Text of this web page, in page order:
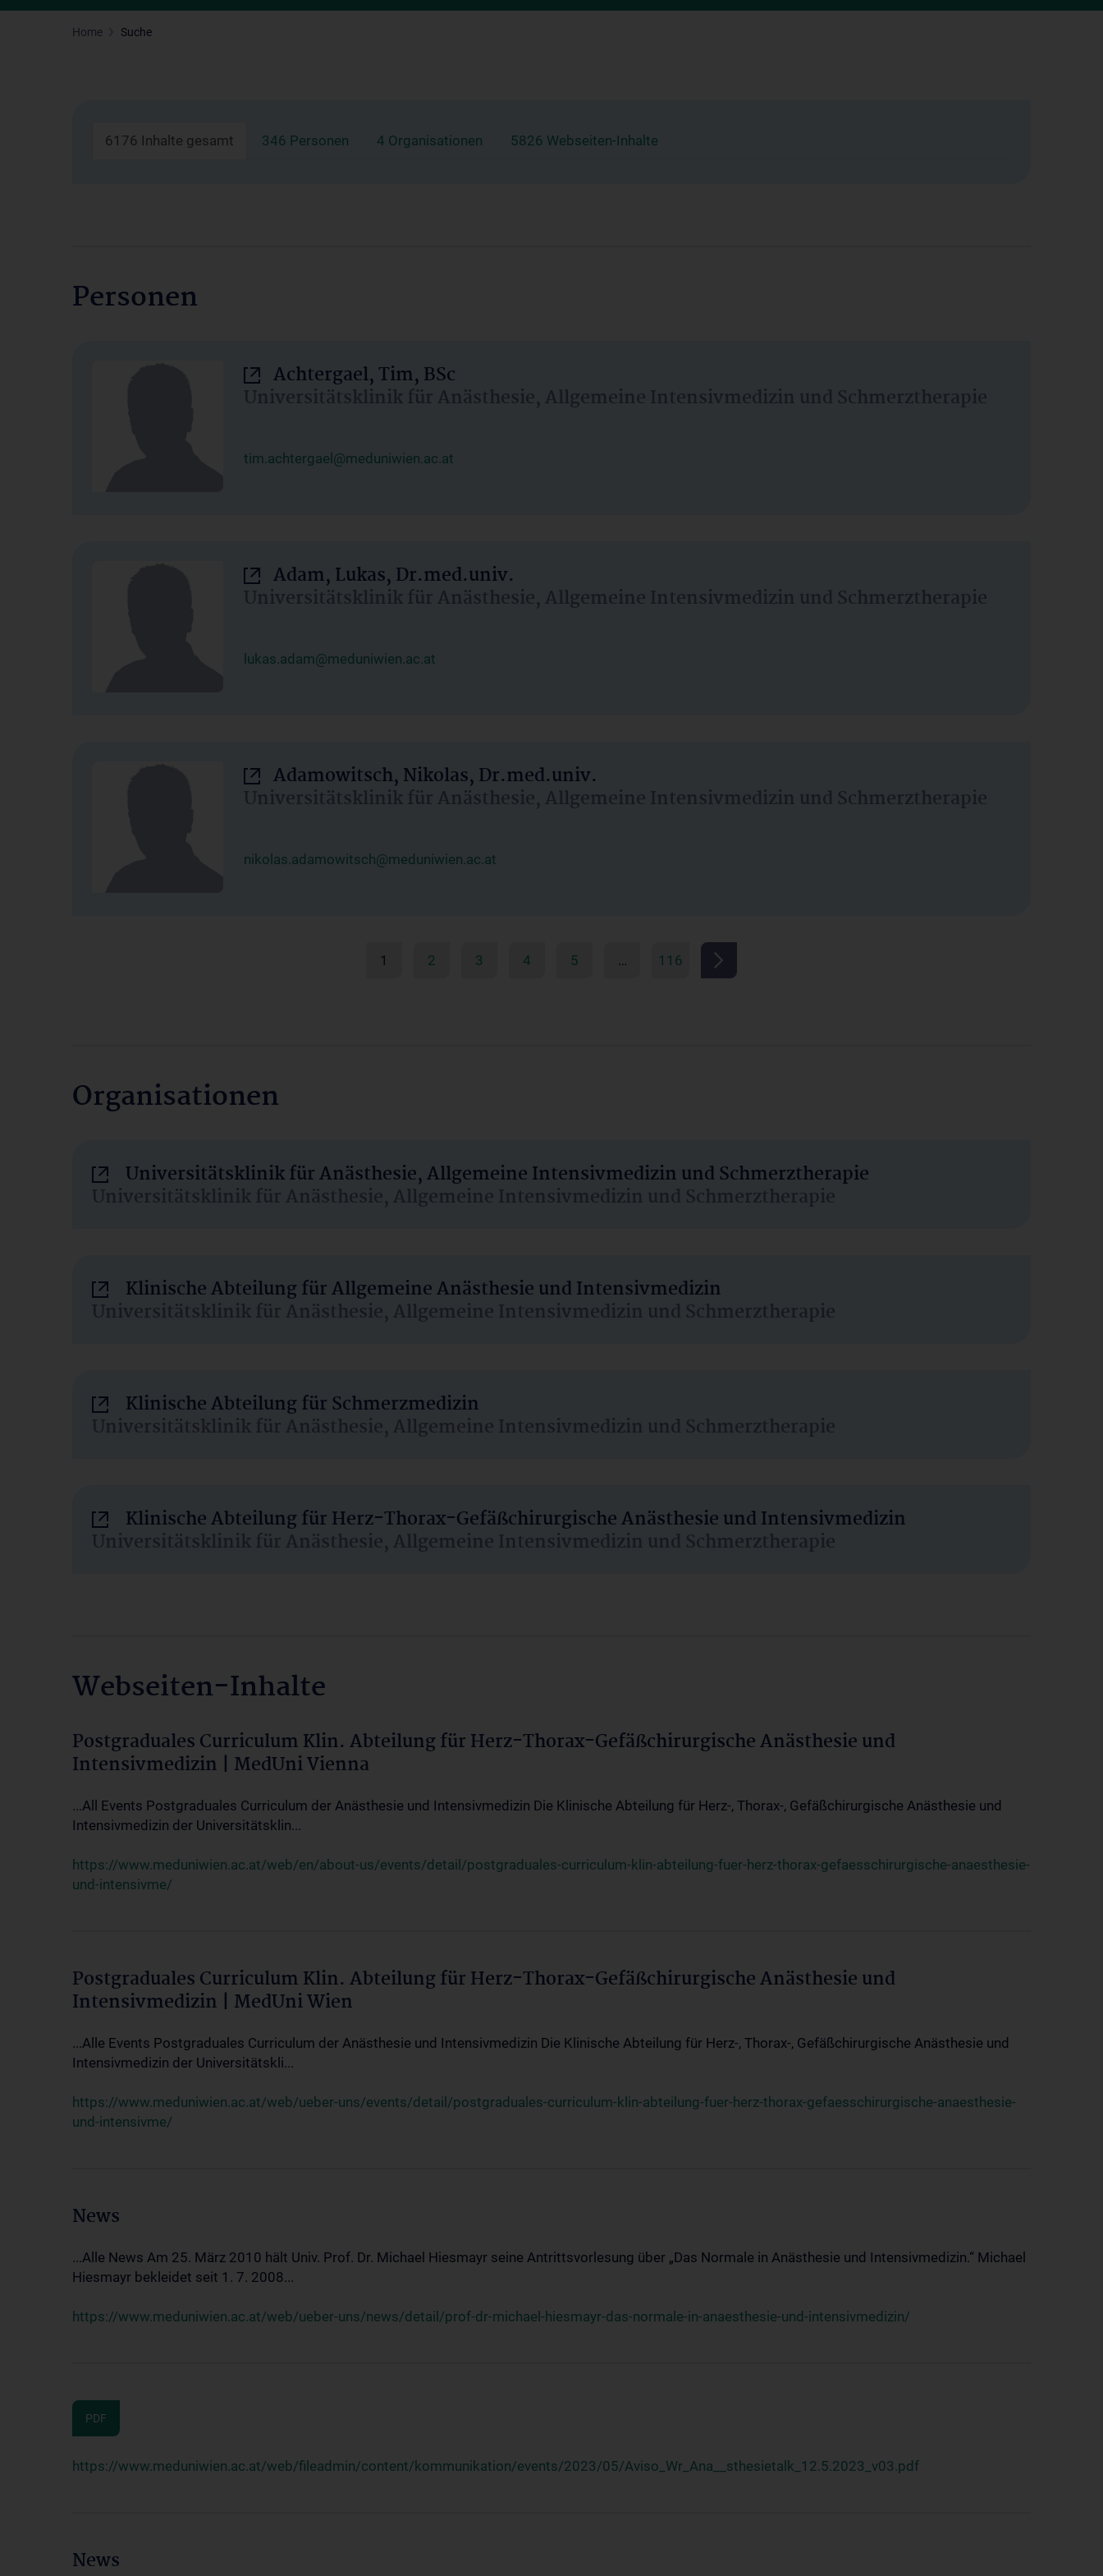
Home Suche
6176 Inhalte gesamt 346 Personen 4 Organisationen 5826 Webseiten-Inhalte
Personen
Achtergael, Tim, BSc
Universitätsklinik für Anästhesie, Allgemeine Intensivmedizin und Schmerztherapie
tim.achtergael@meduniwien.ac.at
Adam, Lukas, Dr.med.univ.
Universitätsklinik für Anästhesie, Allgemeine Intensivmedizin und Schmerztherapie
lukas.adam@meduniwien.ac.at
Adamowitsch, Nikolas, Dr.med.univ.
Universitätsklinik für Anästhesie, Allgemeine Intensivmedizin und Schmerztherapie
nikolas.adamowitsch@meduniwien.ac.at
1 2 3 4 5 … 116
Organisationen
Universitätsklinik für Anästhesie, Allgemeine Intensivmedizin und Schmerztherapie
Universitätsklinik für Anästhesie, Allgemeine Intensivmedizin und Schmerztherapie
Klinische Abteilung für Allgemeine Anästhesie und Intensivmedizin
Universitätsklinik für Anästhesie, Allgemeine Intensivmedizin und Schmerztherapie
Klinische Abteilung für Schmerzmedizin
Universitätsklinik für Anästhesie, Allgemeine Intensivmedizin und Schmerztherapie
Klinische Abteilung für Herz-Thorax-Gefäßchirurgische Anästhesie und Intensivmedizin
Universitätsklinik für Anästhesie, Allgemeine Intensivmedizin und Schmerztherapie
Webseiten-Inhalte
Postgraduales Curriculum Klin. Abteilung für Herz-Thorax-Gefäßchirurgische Anästhesie und
Intensivmedizin | MedUni Vienna
...All Events Postgraduales Curriculum der Anästhesie und Intensivmedizin Die Klinische Abteilung für Herz-, Thorax-, Gefäßchirurgische Anästhesie und
Intensivmedizin der Universitätsklin...
https://www.meduniwien.ac.at/web/en/about-us/events/detail/postgraduales-curriculum-klin-abteilung-fuer-herz-thorax-gefaesschirurgische-anaesthesie-
und-intensivme/
Postgraduales Curriculum Klin. Abteilung für Herz-Thorax-Gefäßchirurgische Anästhesie und
Intensivmedizin | MedUni Wien
...Alle Events Postgraduales Curriculum der Anästhesie und Intensivmedizin Die Klinische Abteilung für Herz-, Thorax-, Gefäßchirurgische Anästhesie und
Intensivmedizin der Universitätskli...
https://www.meduniwien.ac.at/web/ueber-uns/events/detail/postgraduales-curriculum-klin-abteilung-fuer-herz-thorax-gefaesschirurgische-anaesthesie-
und-intensivme/
News
...Alle News Am 25. März 2010 hält Univ. Prof. Dr. Michael Hiesmayr seine Antrittsvorlesung über „Das Normale in Anästhesie und Intensivmedizin.“ Michael
Hiesmayr bekleidet seit 1. 7. 2008...
https://www.meduniwien.ac.at/web/ueber-uns/news/detail/prof-dr-michael-hiesmayr-das-normale-in-anaesthesie-und-intensivmedizin/
PDF
https://www.meduniwien.ac.at/web/fileadmin/content/kommunikation/events/2023/05/Aviso_Wr_Ana__sthesietalk_12.5.2023_v03.pdf
News